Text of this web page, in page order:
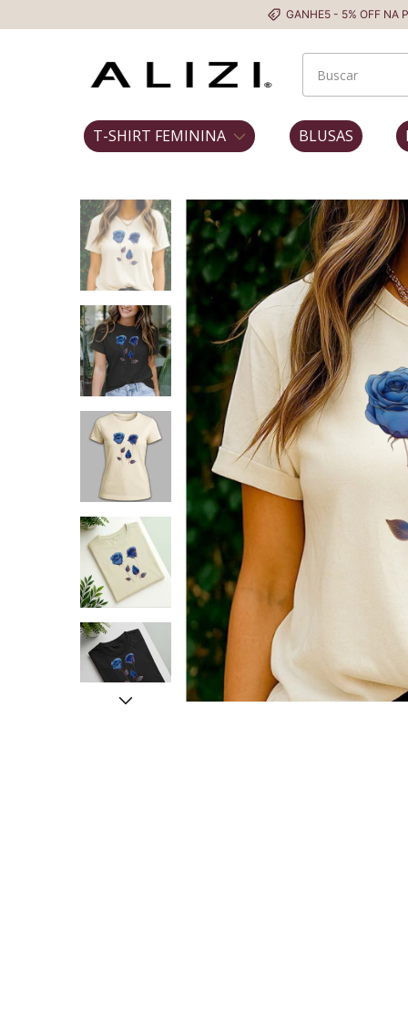
GANHE5 - 5% OFF NA PRIMEIRA
T-SHIRT FEMININA BLUSAS